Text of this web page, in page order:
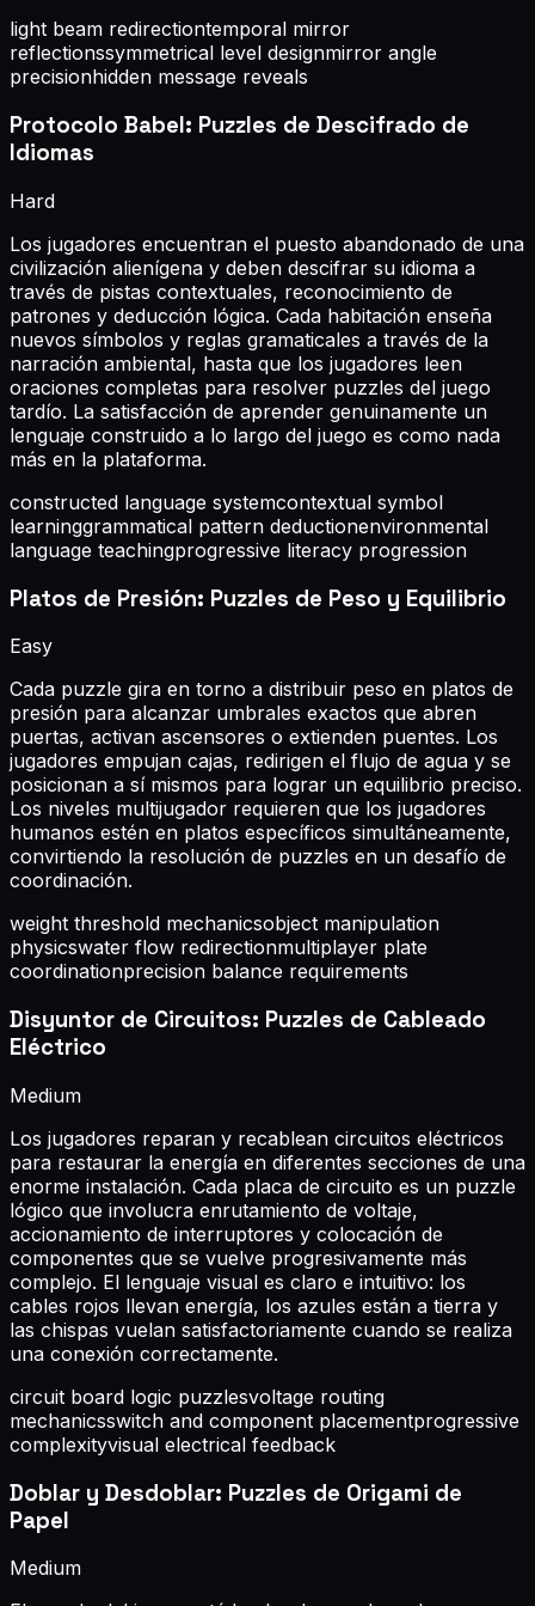
light beam redirectiontemporal mirror
reflectionssymmetrical level designmirror angle
precisionhidden message reveals
Protocolo Babel: Puzzles de Descifrado de
Idiomas
Hard
Los jugadores encuentran el puesto abandonado de una
civilización alienígena y deben descifrar su idioma a
través de pistas contextuales, reconocimiento de
patrones y deducción lógica. Cada habitación enseña
nuevos símbolos y reglas gramaticales a través de la
narración ambiental, hasta que los jugadores leen
oraciones completas para resolver puzzles del juego
tardío. La satisfacción de aprender genuinamente un
lenguaje construido a lo largo del juego es como nada
más en la plataforma.
constructed language systemcontextual symbol
learninggrammatical pattern deductionenvironmental
language teachingprogressive literacy progression
Platos de Presión: Puzzles de Peso y Equilibrio
Easy
Cada puzzle gira en torno a distribuir peso en platos de
presión para alcanzar umbrales exactos que abren
puertas, activan ascensores o extienden puentes. Los
jugadores empujan cajas, redirigen el flujo de agua y se
posicionan a sí mismos para lograr un equilibrio preciso.
Los niveles multijugador requieren que los jugadores
humanos estén en platos específicos simultáneamente,
convirtiendo la resolución de puzzles en un desafío de
coordinación.
weight threshold mechanicsobject manipulation
physicswater flow redirectionmultiplayer plate
coordinationprecision balance requirements
Disyuntor de Circuitos: Puzzles de Cableado
Eléctrico
Medium
Los jugadores reparan y recablean circuitos eléctricos
para restaurar la energía en diferentes secciones de una
enorme instalación. Cada placa de circuito es un puzzle
lógico que involucra enrutamiento de voltaje,
accionamiento de interruptores y colocación de
componentes que se vuelve progresivamente más
complejo. El lenguaje visual es claro e intuitivo: los
cables rojos llevan energía, los azules están a tierra y
las chispas vuelan satisfactoriamente cuando se realiza
una conexión correctamente.
circuit board logic puzzlesvoltage routing
mechanicsswitch and component placementprogressive
complexityvisual electrical feedback
Doblar y Desdoblar: Puzzles de Origami de
Papel
Medium